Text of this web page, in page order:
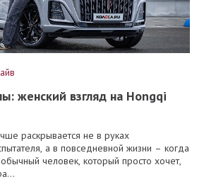
женский взгляд на Hongqi
раскрывается не в руках
а в повседневной жизни – когда
человек, который просто хочет,